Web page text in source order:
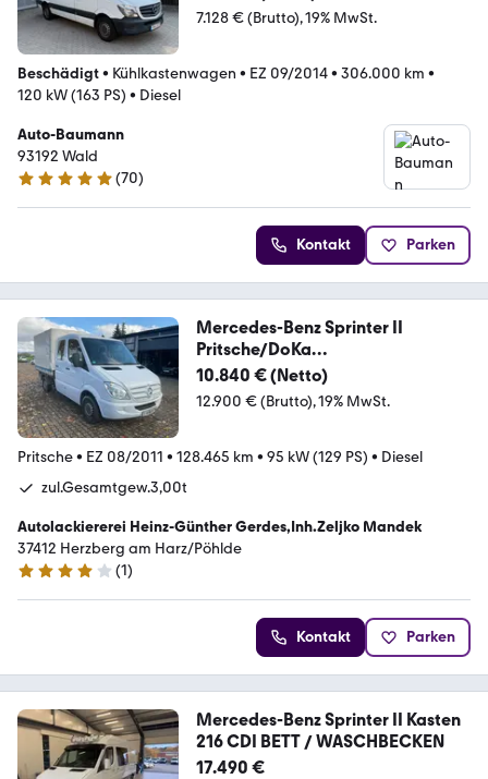
7.128 € (Brutto) 19% MwSt.
Beschädigt• Kühlkastenwagen • EZ 09/2014• 306.000 km •
120 kW (163 PS) • Diesel
Auto-Baumann
93192 Wald
4.8 Sterne
(70)
Kontakt Parken
Mercedes-Benz Sprinter II
Pritsche/DoKa
210/211/213/214/216 CD
10.840 € (Netto)
12.900 € (Brutto) 19% MwSt.
Pritsche• EZ 08/2011 • 128.465 km • 95 kW (129 PS) • Diesel
zul.Gesamtgew.3,00t
Autolackiererei Heinz-Günther Gerdes,Inh.Zeljko Mandek
37412 Herzberg am Harz/Pöhlde
4 Sterne
(1)
Kontakt Parken
Mercedes-Benz Sprinter II Kasten
216 CDI BETT / WASCHBECKEN
17.490 €